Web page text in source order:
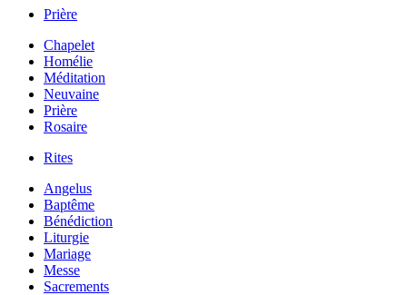
Prière
Chapelet
Homélie
Méditation
Neuvaine
Prière
Rosaire
Rites
Angelus
Baptême
Bénédiction
Liturgie
Mariage
Messe
Sacrements